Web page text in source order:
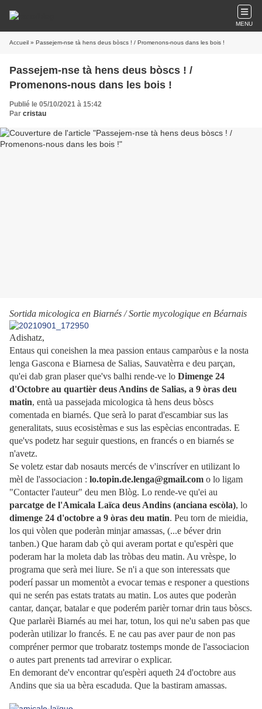
MENU
Accueil » Passejem-nse tà hens deus bòscs ! / Promenons-nous dans les bois !
Passejem-nse tà hens deus bòscs ! /
Promenons-nous dans les bois !
Publié le 05/10/2021 à 15:42
Par cristau
Sortida micologica en Biarnés / Sortie mycologique en Béarnais
Adishatz,
Entaus qui coneishen la mea passion entaus camparòus e la nosta
lenga Gascona e Biarnesa de Salias, Sauvatèrra e deu parçan,
qu'ei dab gran plaser que'vs balhi rende-ve lo Dimenge 24
d'Octobre au quartièr deus Andins de Salias, a 9 òras deu
matin, entà ua passejada micologica tà hens deus bòscs
comentada en biarnés. Que serà lo parat d'escambiar sus las
generalitats, suus ecosistèmas e sus las espècias encontradas. E
que'vs podetz har seguir questions, en francés o en biarnés se
n'avetz.
Se voletz estar dab nosauts mercés de v'inscríver en utilizant lo
mèl de l'associacion : lo.topin.de.lenga@gmail.com o lo ligam
"Contacter l'auteur" deu men Blòg. Lo rende-ve qu'ei au
parcatge de l'Amicala Laïca deus Andins (anciana escòla), lo
dimenge 24 d'octobre a 9 òras deu matin. Peu torn de mieidia,
los qui vòlen que poderàn minjar amassas, (...e béver drin
tanben.) Que haram dab çò qui averam portat e qu'espèri que
poderam har la moleta dab las tròbas deu matin. Au vrèspe, lo
programa que serà mei liure. Se n'i a que son interessats que
poderí passar un momentòt a evocar temas e responer a questions
qui ne serén pas estats tratats au matin. Los autes que poderàn
cantar, dançar, batalar e que poderém parièr tornar drin taus bòscs.
Que parlarèi Biarnés au mei har, totun, los qui ne'u saben pas que
poderàn utilizar lo francés. E ne cau pas aver paur de non pas
compréner permor que trobaratz tostemps monde de l'associacion
o autes part prenents tad arrevirar o explicar.
En demorant de'v encontrar qu'espèri aqueth 24 d'octobre aus
Andins que sia ua bèra escaduda. Que la bastiram amassas.